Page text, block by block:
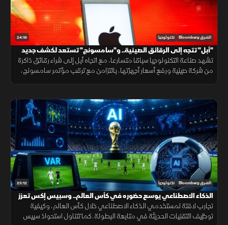
24:16 الشرق Bloomberg تكنولوجيا
"أبل" تتجه إلى الرقائق الصينية.. و"سامسونج" تستعد لكشف جديد
تشهد صناعة التكنولوجيا سباقا متسارعا، مع اتجاه أبل إلى شراء رقائق ذاكرة
من شركة صينية ورفع أسعار أجهزتها، بالتزامن مع ترقب مؤتمر سامسونج،
25:12 الشرق Bloomberg تكنولوجيا
الذكاء الاصطناعي يوسع حضوره في كأس العالم.. وسبيس إكس تعزز
حضورها التقني
تجارب لافتة لمستخدمي الذكاء الاصطناعي خلال كأس العالم، وكيفية
توظيف التقنيات الحديثة في متابعة البطولة. كما تتناول استحواذ سبيس